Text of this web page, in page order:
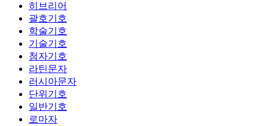
히브리어
괄호기호
학술기호
기술기호
첨자기호
라틴문자
러시아문자
단위기호
일반기호
로마자